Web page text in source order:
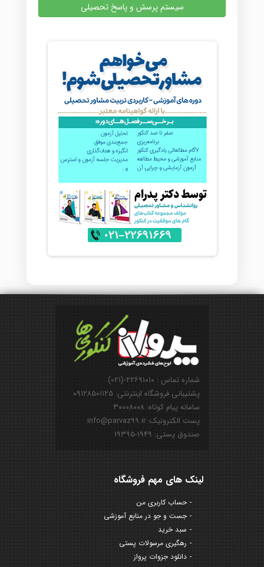
سیستم پرسش و پاسخ تحصیلی
شماره تماس : ۲۲۶۹۱۰۱۰-(۰۲۱)
پشتیبانی فروشگاه اینترنتی: ۰۹۱۲۸۵۰۱۱۲۵
سامانه پیام کوتاه: ۳۰۰۰۸۰۰۸
پست الکترونیک: info@parvaz99.ir
صندوق پستی: ۱۹۴۹-۱۹۳۹۵
لینک های مهم فروشگاه
حساب کاربری من
جست و جو در منابع آموزشی
سبد خرید
رهگیری مرسولات پستی
دانلود جزوات پرواز